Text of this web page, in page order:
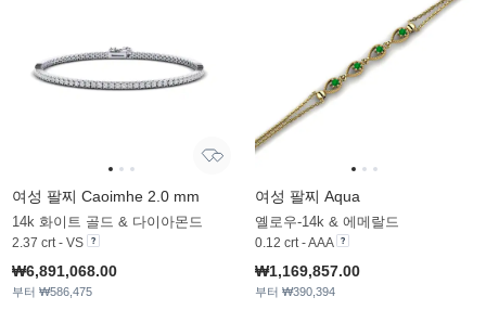
여성 팔찌 Caoimhe 2.0 mm
14k 화이트 골드 & 다이아몬드
2.37 crt - VS
₩6,891,068.00
부터 ₩586,475
여성 팔찌 Aqua
옐로우-14k & 에메랄드
0.12 crt - AAA
₩1,169,857.00
부터 ₩390,394